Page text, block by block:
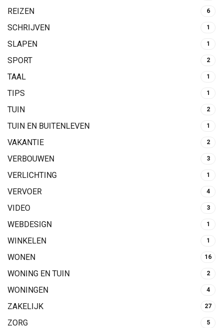
REIZEN 6
SCHRIJVEN 1
SLAPEN 1
SPORT 2
TAAL 1
TIPS 1
TUIN 2
TUIN EN BUITENLEVEN 1
VAKANTIE 2
VERBOUWEN 3
VERLICHTING 1
VERVOER 4
VIDEO 3
WEBDESIGN 1
WINKELEN 1
WONEN 16
WONING EN TUIN 2
WONINGEN 4
ZAKELIJK 27
ZORG 5